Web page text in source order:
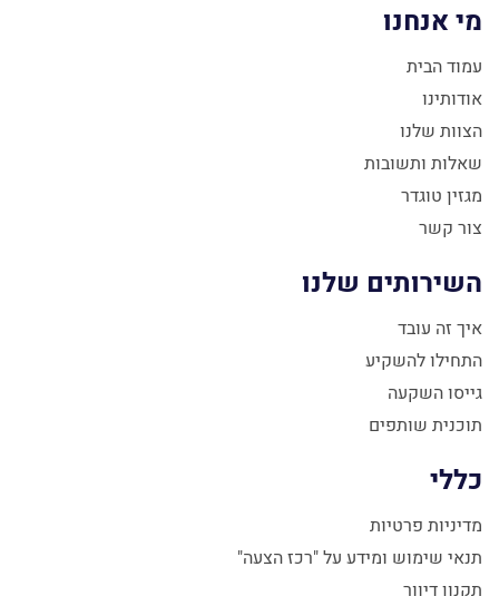
מי אנחנו
עמוד הבית
אודותינו
הצוות שלנו
שאלות ותשובות
מגזין טוגדר
צור קשר
השירותים שלנו
איך זה עובד
התחילו להשקיע
גייסו השקעה
תוכנית שותפים
כללי
מדיניות פרטיות
תנאי שימוש ומידע על "רכז הצעה"
תקנון דיוור